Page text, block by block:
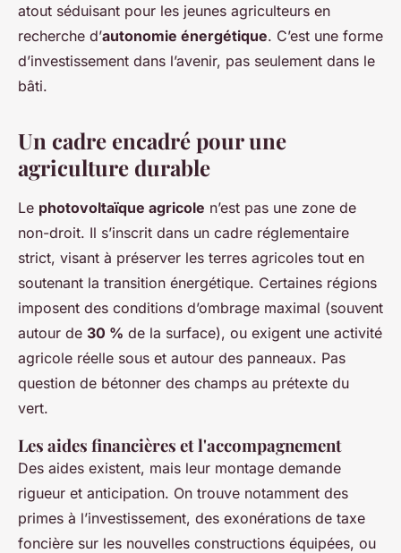
atout séduisant pour les jeunes agriculteurs en
recherche d’autonomie énergétique. C’est une forme
d’investissement dans l’avenir, pas seulement dans le
bâti.
Un cadre encadré pour une
agriculture durable
Le photovoltaïque agricole n’est pas une zone de
non-droit. Il s’inscrit dans un cadre réglementaire
strict, visant à préserver les terres agricoles tout en
soutenant la transition énergétique. Certaines régions
imposent des conditions d’ombrage maximal (souvent
autour de 30 % de la surface), ou exigent une activité
agricole réelle sous et autour des panneaux. Pas
question de bétonner des champs au prétexte du
vert.
Les aides financières et l'accompagnement
Des aides existent, mais leur montage demande
rigueur et anticipation. On trouve notamment des
primes à l’investissement, des exonérations de taxe
foncière sur les nouvelles constructions équipées, ou